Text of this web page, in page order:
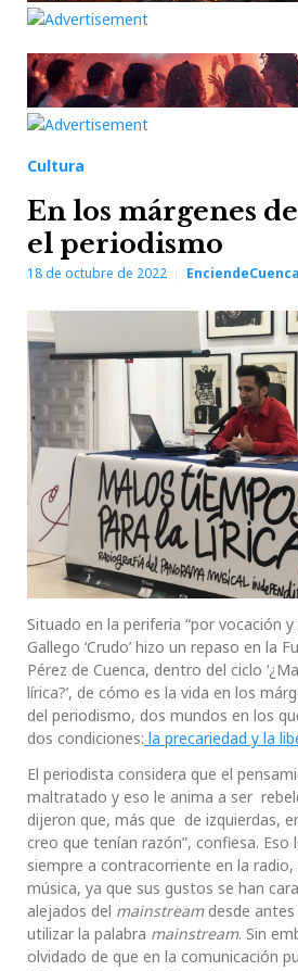
Cultura
En los márgenes
el periodismo
18 de octubre de 2022 EnciendeCuenca
Situado en la periferia “por vocación y
Gallego ‘Crudo’ hizo un repaso en la
Pérez de Cuenca, dentro del ciclo
lírica?’, de cómo es la vida en los
del periodismo, dos mundos en los
dos condiciones: la precariedad y la
El periodista considera que el
maltratado y eso le anima a ser
dijeron que, más que de izquierdas,
creo que tenían razón”, confiesa. Eso
siempre a contracorriente en la
música, ya que sus gustos se han
alejados del mainstreamdesde
utilizar la palabra mainstream. Sin
olvidado de que en la comunicación